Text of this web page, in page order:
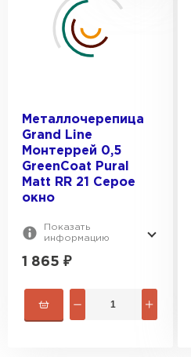
Металлочерепица
Grand Line
Монтеррей 0,5
GreenCoat Pural
Matt RR 21 Серое
окно
Показать
информацию
1 865 ₽